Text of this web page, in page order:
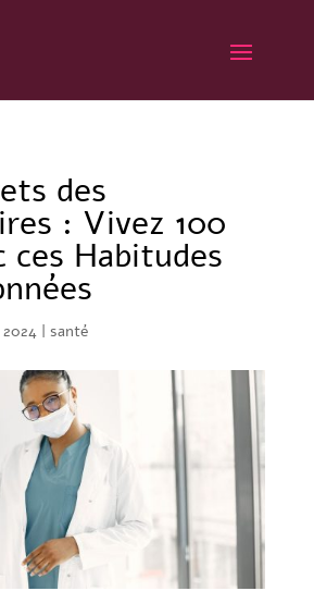
des
: Vivez 100
ces Habitudes
2024| santé